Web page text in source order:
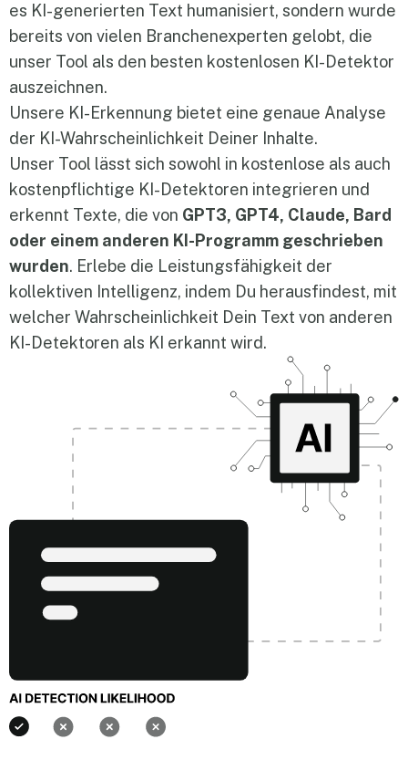
es KI-generierten Text humanisiert, sondern wurde
bereits von vielen Branchenexperten gelobt, die
unser Tool als den besten kostenlosen KI-Detektor
auszeichnen.
Unsere KI-Erkennung bietet eine genaue Analyse
der KI-Wahrscheinlichkeit Deiner Inhalte.
Unser Tool lässt sich sowohl in kostenlose als auch
kostenpflichtige KI-Detektoren integrieren und
erkennt Texte, die von GPT3, GPT4, Claude, Bard
oder einem anderen KI-Programm geschrieben
wurden. Erlebe die Leistungsfähigkeit der
kollektiven Intelligenz, indem Du herausfindest, mit
welcher Wahrscheinlichkeit Dein Text von anderen
KI-Detektoren als KI erkannt wird.